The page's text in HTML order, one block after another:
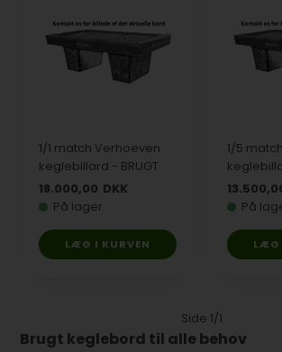
1/1 match Verhoeven
keglebillard - BRUGT
18.000,00 DKK
På lager
1/5
På
Side 1/1
Brugt keglebord til alle behov